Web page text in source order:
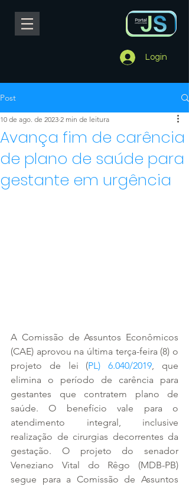
Login
Post
Avança fim de carência
de plano de saúde para
gestante em urgência
10 de ago. de 2023 2 min de leitura
A Comissão de Assuntos Econômicos
(CAE) aprovou na última terça-feira (8) o
projeto de lei (PL) 6.040/2019, que
elimina o período de carência para
gestantes que contratem plano de
saúde. O benefício vale para o
atendimento integral, inclusive
realização de cirurgias decorrentes da
gestação. O projeto do senador
Veneziano Vital do Rêgo (MDB-PB)
segue para a Comissão de Assuntos